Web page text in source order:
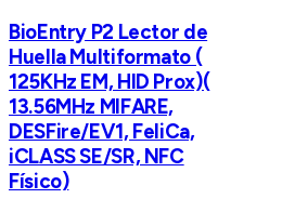
BioEntry P2 Lector de
Huella Multiformato (
125KHz EM, HID Prox)(
13.56MHz MIFARE,
DESFire/EV1, FeliCa,
iCLASS SE/SR, NFC
Físico)